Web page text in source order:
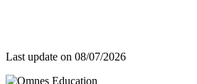
Last update on 08/07/2026